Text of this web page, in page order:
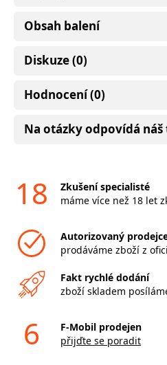
Obsah balení
Diskuze (0)
Hodnocení (0)
Na otázky odpovídá
18
Zkušení specialisté
máme více než 18 let
Autorizovaný
prodáváme zboží z
Fakt rychlé dodání
zboží skladem
6
F-Mobil prodejen
přijďte se poradit